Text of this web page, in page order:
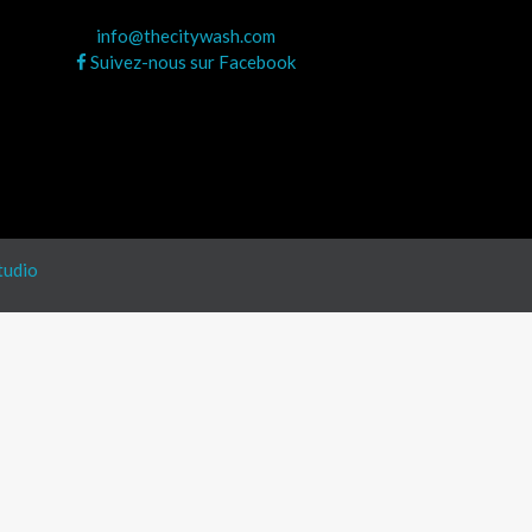
info@thecitywash.com
Suivez-nous sur Facebook